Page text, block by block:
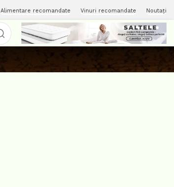
Alimentare recomandate Vinuri recomandate Noutați